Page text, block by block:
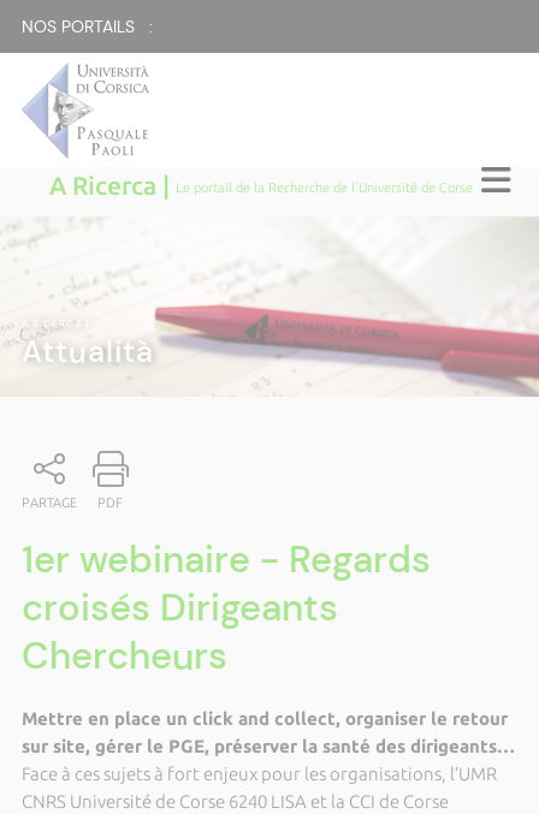
NOS PORTAILS :
A Ricerca | Le portail de la Recherche de l'Université de Corse
A RICERCA
Attualità
PARTAGE PDF
1er webinaire - Regards
croisés Dirigeants
Chercheurs
Mettre en place un click and collect, organiser le retour
sur site, gérer le PGE, préserver la santé des dirigeants…
Face à ces sujets à fort enjeux pour les organisations, l’UMR
CNRS Université de Corse 6240 LISA et la CCI de Corse